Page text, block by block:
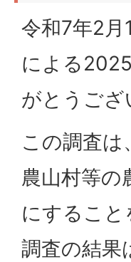
令和7年2月
による
がとうござ
この調査は
農山村等の
にするこ
調査の結果